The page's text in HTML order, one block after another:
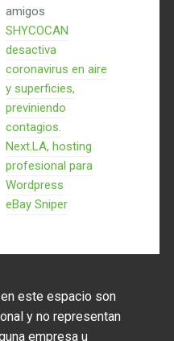
amigos
SHYCOCAN
desactiva
coronavirus en aire
y superficies,
previniendo
contagios.
Next.LA, hosting
profesional para
Wordpress
eBay Sniper
este espacio son
y no representan
empresa u